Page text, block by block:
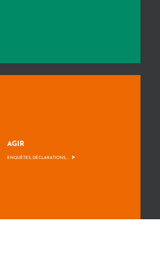
AGIR
ENQUÊTES, DÉCLARATIONS, ... >